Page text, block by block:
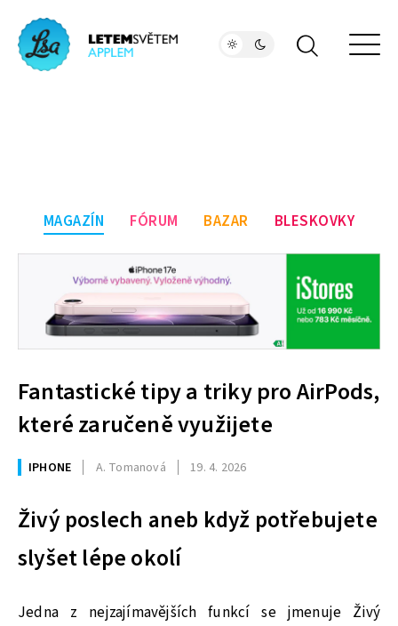
MAGAZÍN FÓRUM BAZAR BLESKOVKY
Fantastické tipy a triky pro AirPods,
které zaručeně využijete
IPHONE A. Tomanová 19. 4. 2026
Živý poslech aneb když potřebujete
slyšet lépe okolí
Jedna z nejzajímavějších funkcí se jmenuje Živý